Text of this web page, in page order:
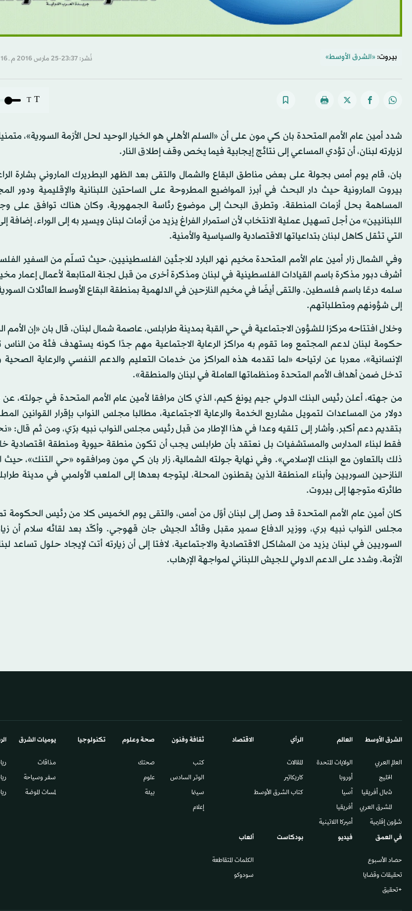
بيروت: «الشرق الأوسط» نُشر: 23:37-25 مارس 2016 م ـ 16 جمادى الآخرة 1437 هـ
T
T
شدد أمين عام الأمم المتحدة بان كي مون على أن «السلم الأهلي هو الخيار الوحيد لحل الأزمة السورية»،
لزيارته لبنان، أن تؤدي المساعي إلى نتائج إيجابية فيما يخص وقف إطلاق النار.
بان، قام يوم أمس بجولة على بعض مناطق البقاع والشمال والتقى بعد الظهر البطريرك الماروني بشارة
بيروت المارونية حيث دار البحث في أبرز المواضيع المطروحة على الساحتين اللبنانية والإقليمية ودور
المساهمة بحل أزمات المنطقة. وتطرق البحث إلى موضوع رئاسة الجمهورية، وكان هناك توافق على
اللبنانيين» من أجل تسهيل عملية الانتخاب لأن استمرار الفراغ يزيد من أزمات لبنان ويسير به إلى الوراء، إضافة
التي تثقل كاهل لبنان بتداعياتها الاقتصادية والسياسية والأمنية.
وفي الشمال زار أمين عام الأمم المتحدة مخيم نهر البارد للاجئين الفلسطينيين، حيث تسلّم من السفير
أشرف دبور مذكرة باسم القيادات الفلسطينية في لبنان ومذكرة أخرى من قبل لجنة المتابعة لأعمال إعمار
سلمه درعًا باسم فلسطين. والتقى أيضًا في مخيم النازحين في الدلهمية بمنطقة البقاع الأوسط العائلات
إلى شؤونهم ومتطلباتهم.
وخلال افتتاحه مركزا للشؤون الاجتماعية في حي القبة بمدينة طرابلس، عاصمة شمال لبنان، قال بان «إن
حكومة لبنان لدعم المجتمع وما تقوم به مراكز الرعاية الاجتماعية مهم جدًا كونه يستهدف فئة من
الإنسانية»، معربا عن ارتياحه «لما تقدمه هذه المراكز من خدمات التعليم والدعم النفسي والرعاية الصحية
تدخل ضمن أهداف الأمم المتحدة ومنظماتها العاملة في لبنان والمنطقة».
دولار من المساعدات لتمويل مشاريع الخدمة والرعاية الاجتماعية، مطالبا مجلس النواب بإقرار القوانين
بتقديم دعم أكبر، وأشار إلى تلقيه وعدا في هذا الإطار من قبل رئيس مجلس النواب نبيه برّي، ومن ثم قال:
فقط لبناء المدارس والمستشفيات بل نعتقد بأن طرابلس يجب أن تكون منطقة حيوية ومنطقة اقتصادية
ذلك بالتعاون مع البنك الإسلامي». وفي نهاية جولته الشمالية، زار بان كي مون ومرافقوه «حي التنك»،
النازحين السوريين وأبناء المنطقة الذين يقطنون المحلة، ليتوجه بعدها إلى الملعب الأولمبي في مدينة
طائرته متوجها إلى بيروت.
كان أمين عام الأمم المتحدة قد وصل إلى لبنان أوّل من أمس، والتقى يوم الخميس كلا من رئيس الحكومة
مجلس النواب نبيه بري، ووزير الدفاع سمير مقبل وقائد الجيش جان قهوجي. وأكّد بعد لقائه سلام أن
السوريين في لبنان يزيد من المشاكل الاقتصادية والاجتماعية، لافتا إلى أن زيارته أتت لإيجاد حلول تساعد
الأزمة، وشدد على الدعم الدولي للجيش اللبناني لمواجهة الإرهاب.
الشرق الأوسط​
العالم العربي
الخليج
شمال أفريقيا
المشرق العربي
شؤون إقليمية
العالم
الولايات المتحدة
أوروبا
آسيا
أفريقيا
أميركا اللاتينية
الرأي
المقالات
كاريكاتير
كتاب الشرق الأوسط
الاقتصاد ثقافة وفنون
كتب
الوتر السادس​
سينما
إعلام
صحة وعلوم
صحتك
علوم
بيئة
تكنولوجيا يوميات الشرق​
مذاقات
سفر وسياحة
لمسات الموضة
في العمق
حصاد الأسبوع
تحقيقات وقضايا
+تحقيق
فيديو بودكاست ألعاب
الكلمات المتقاطعة
سودوكو